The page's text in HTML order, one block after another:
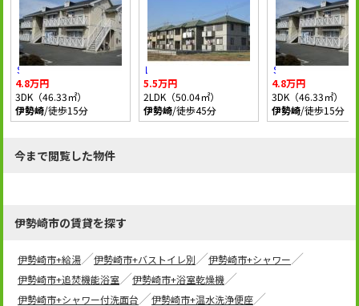
ＳＤ宗高
4.8万円
3DK（46.33㎡）
伊勢崎/徒歩15分
レジデンスみなみ
5.5万円
2LDK（50.04㎡）
伊勢崎/徒歩45分
ＳＤ宗高
4.8万円
3DK（46.33㎡）
伊勢崎/徒歩15分
今まで閲覧した物件
伊勢崎市の賃貸を探す
伊勢崎市+給湯 伊勢崎市+バストイレ別
伊勢崎市+シャワー
伊勢崎市+追焚機能浴室
伊勢崎市+浴室乾燥機
伊勢崎市+シャワー付洗面台
伊勢崎市+温水洗浄便座